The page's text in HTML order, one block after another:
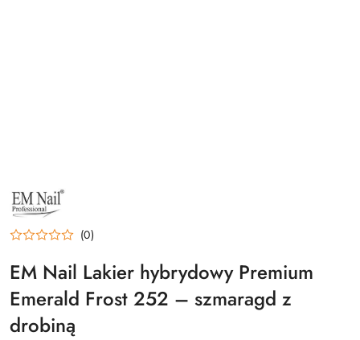
NAZWA
PRODUCENTA:
EM
NAIL
PROFESSIONAL(0)
EM Nail Lakier hybrydowy Premium
Emerald Frost 252 – szmaragd z
drobiną